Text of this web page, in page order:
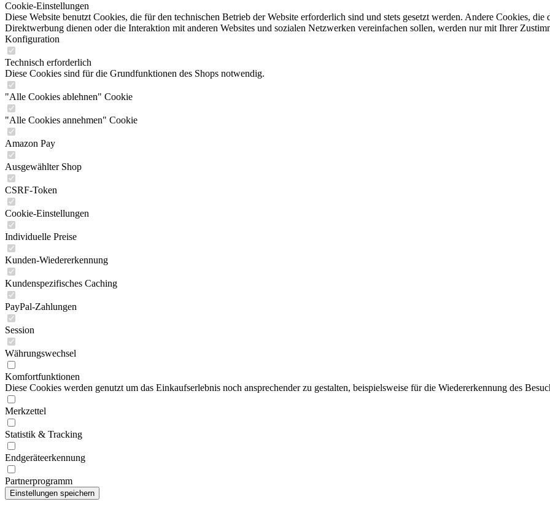
Cookie-Einstellungen
Diese Website benutzt Cookies, die für den technischen Betrieb der Website erforderlich sind und stets gesetzt werden. Andere Cookies,
Direktwerbung dienen oder die Interaktion mit anderen Websites und sozialen Netzwerken vereinfachen sollen, werden nur mit Ihrer
Konfiguration
Technisch erforderlich
Diese Cookies sind für die Grundfunktionen des Shops notwendig.
"Alle Cookies ablehnen" Cookie
"Alle Cookies annehmen" Cookie
Amazon Pay
Ausgewählter Shop
CSRF-Token
Cookie-Einstellungen
Individuelle Preise
Kunden-Wiedererkennung
Kundenspezifisches Caching
PayPal-Zahlungen
Session
Währungswechsel
Komfortfunktionen
Diese Cookies werden genutzt um das Einkaufserlebnis noch ansprechender zu gestalten, beispielsweise für die Wiedererkennung des
Merkzettel
Statistik & Tracking
Endgeräteerkennung
Partnerprogramm